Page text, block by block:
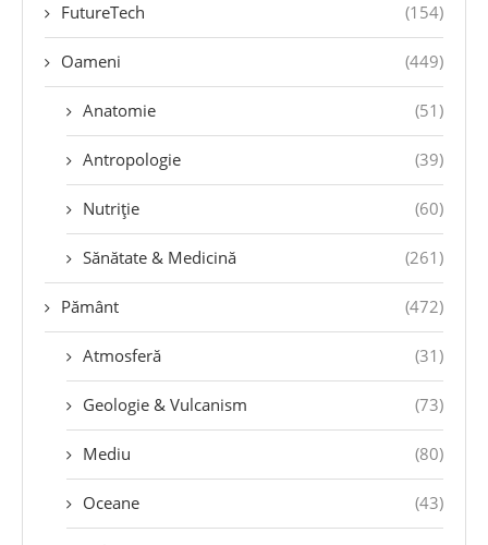
FutureTech (154)
Oameni (449)
Anatomie (51)
Antropologie (39)
Nutriție (60)
Sănătate & Medicină (261)
Pământ (472)
Atmosferă (31)
Geologie & Vulcanism (73)
Mediu (80)
Oceane (43)